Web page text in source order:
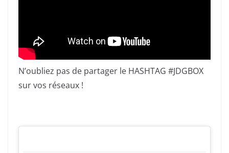
N’oubliez pas de partager le HASHTAG #JDGBOX
sur vos réseaux !